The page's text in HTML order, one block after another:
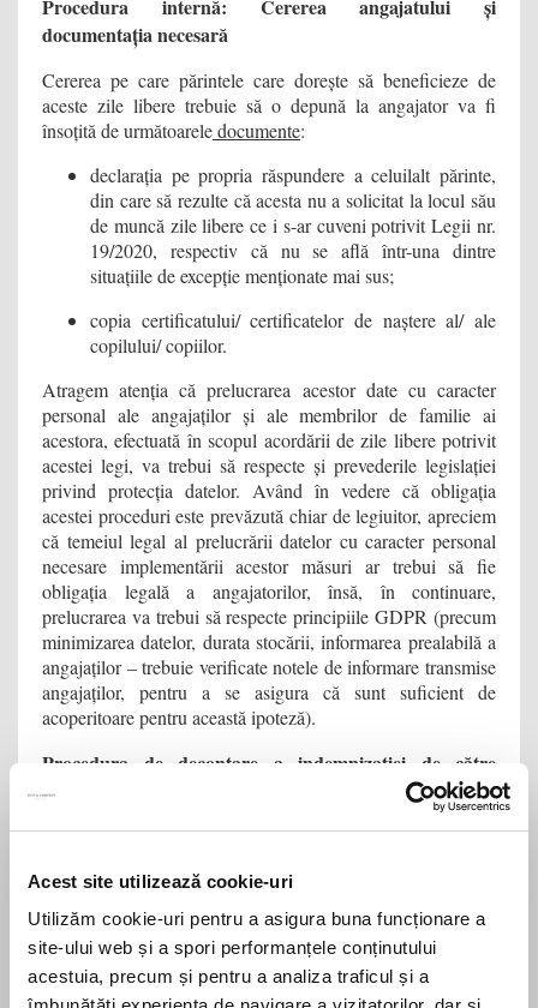
Acest site utilizează cookie-uri
Utilizăm cookie-uri pentru a asigura buna funcționare a
site-ului web și a spori performanțele conținutului
acestuia, precum și pentru a analiza traficul și a
Procedura internă: Cererea angajatului și
documentația necesară
Cererea pe care părintele care dorește să beneficieze de
aceste zile libere trebuie să o depună la angajator va fi
însoțită de următoareledocumente:
declarația pe propria răspundere a celuilalt părinte,
din care să rezulte că acesta nu a solicitat la locul său
de muncă zile libere ce i s-ar cuveni potrivit Legii nr.
19/2020, respectiv că nu se află într-una dintre
situațiile de excepție menționate mai sus;
copia certificatului/ certificatelor de naștere al/ ale
copilului/ copiilor.
Atragem atenția că prelucrarea acestor date cu caracter
personal ale angajaților și ale membrilor de familie ai
acestora, efectuată în scopul acordării de zile libere potrivit
acestei legi, va trebui să respecte și prevederile legislației
privind protecția datelor. Având în vedere că obligația
acestei proceduri este prevăzută chiar de legiuitor, apreciem
că temeiul legal al prelucrării datelor cu caracter personal
necesare implementării acestor măsuri ar trebui să fie
obligația legală a angajatorilor, însă, în continuare,
prelucrarea va trebui să respecte principiile GDPR (precum
minimizarea datelor, durata stocării, informarea prealabilă a
angajaților – trebuie verificate notele de informare transmise
angajaților, pentru a se asigura că sunt suficient de
acoperitoare pentru această ipoteză).
Procedura de decontare a indemnizației de către
angajator
Pentru decontarea sumelor pentru plata indemnizației
cerere la agenția județeană pentru ocuparea forței de muncă,
respectiv a municipiului București, în a cărei rază teritorială
își desfășoară activitatea angajatorul/ sucursala/ punctul de
lucru.